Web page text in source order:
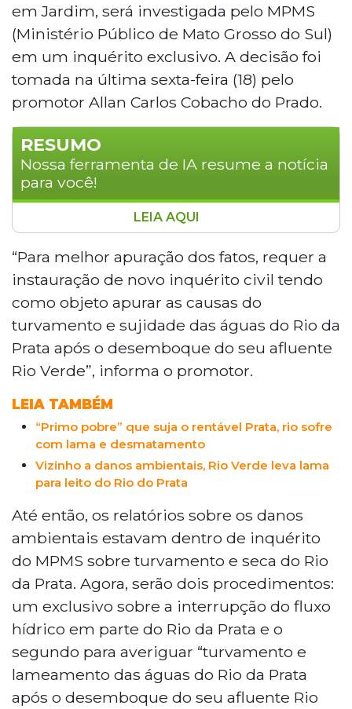
em Jardim, será investigada pelo MPMS
(Ministério Público de Mato Grosso do Sul)
em um inquérito exclusivo. A decisão foi
tomada na última sexta-feira (18) pelo
promotor Allan Carlos Cobacho do Prado.
RESUMO
Nossa ferramenta de IA resume a notícia
para você!
O Ministério Público de Mato Grosso do
Sul (MPMS) instaurou um inquérito para
investigar a contaminação do Rio da
Prata, que está sendo afetado pela lama
do Rio Verde, em Jardim. O promotor
Allan Carlos Cobacho do Prado solicitou a
apuração das causas do turvamento das
águas do Prata, que é um destino
cristalinas. O Rio Verde enfrenta
problemas graves de desmatamento e
assoreamento, impactando diretamente
o ecossistema local e contribuindo para a
degradação do Rio Miranda. A situação é
são necessárias para mitigar os danos
ambientais na região.
LEIA AQUI
“Para melhor apuração dos fatos, requer a
instauração de novo inquérito civil tendo
como objeto apurar as causas do
turvamento e sujidade das águas do Rio da
Prata após o desemboque do seu afluente
Rio Verde”, informa o promotor.
LEIA TAMBÉM
“Primo pobre” que suja o rentável Prata, rio sofre
com lama e desmatamento
Vizinho a danos ambientais, Rio Verde leva lama
para leito do Rio do Prata
Até então, os relatórios sobre os danos
ambientais estavam dentro de inquérito
do MPMS sobre turvamento e seca do Rio
da Prata. Agora, serão dois procedimentos:
um exclusivo sobre a interrupção do fluxo
hídrico em parte do Rio da Prata e o
segundo para averiguar “turvamento e
lameamento das águas do Rio da Prata
após o desemboque do seu afluente Rio